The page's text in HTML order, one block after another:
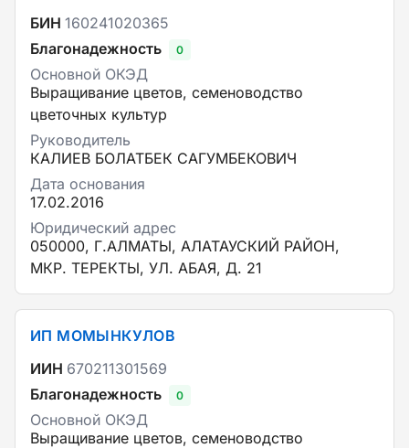
БИН 160241020365
Благонадежность
0
Основной ОКЭД
Выращивание цветов, семеноводство
цветочных культур
Руководитель
КАЛИЕВ БОЛАТБЕК САГУМБЕКОВИЧ
Дата основания
17.02.2016
Юридический адрес
050000, Г.АЛМАТЫ, АЛАТАУСКИЙ РАЙОН,
МКР. ТЕРЕКТЫ, УЛ. АБАЯ, Д. 21
ИП МОМЫНКУЛОВ
ИИН 670211301569
Благонадежность
0
Основной ОКЭД
Выращивание цветов, семеноводство